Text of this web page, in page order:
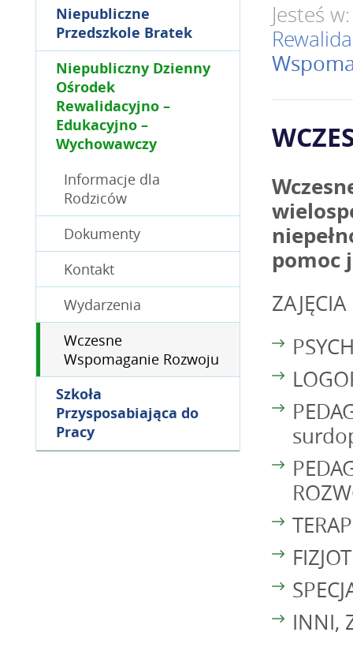
Niepubliczne
Przedszkole Bratek
Niepubliczny Dzienny
Ośrodek
Rewalidacyjno –
Edukacyjno –
Wychowawczy
Informacje dla
Rodziców
Dokumenty
Kontakt
Wydarzenia
Wczesne
Wspomaganie Rozwoju
Szkoła
Przysposabiająca do
Pracy
Jesteś
pomoc
INNI,